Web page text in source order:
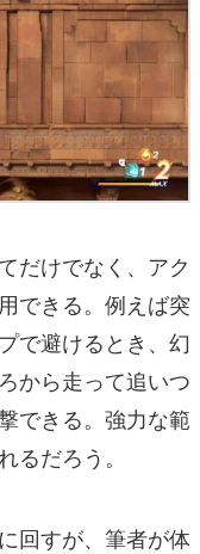
だけでなく、アク
できる。例えば突
で避けるとき、幻
から走って追いつ
できる。強力な範
るだろう。
回すが、筆者が体